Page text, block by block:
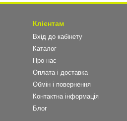
Клієнтам
Вхід до кабінету
Каталог
Про нас
Оплата і доставка
Обмін і повернення
Контактна інформація
Блог